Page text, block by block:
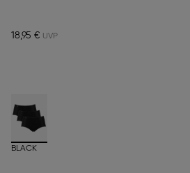
18,95 €
BLACK